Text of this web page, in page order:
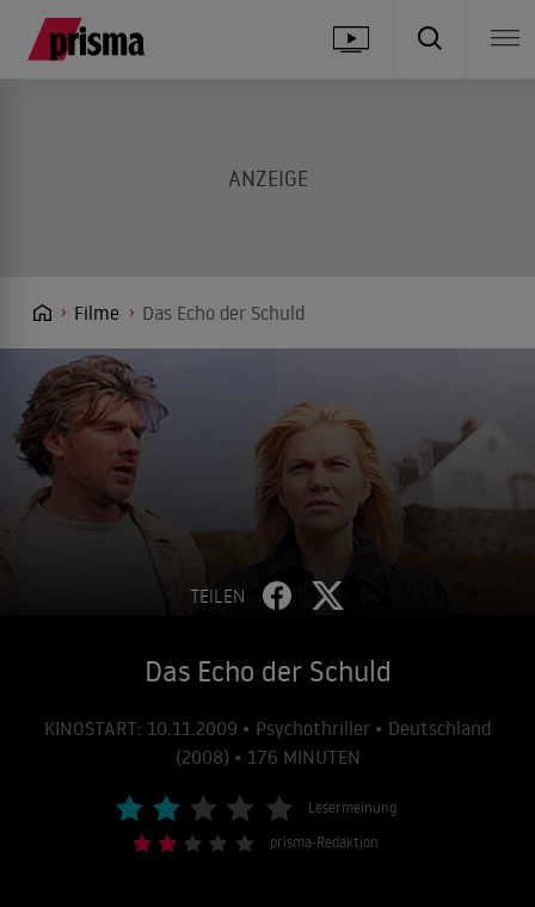
Filme Das Echo der Schuld
TEILEN
Das Echo der Schuld
KINOSTART: 10.11.2009 • Psychothriller • Deutschland
(2008) • 176 MINUTEN
Lesermeinung
prisma-Redaktion